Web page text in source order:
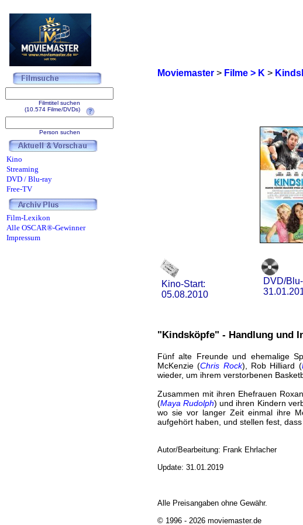
Moviemaster> Filme > K >
Kino-Start:
05.08.2010
DVD/
"Kindsköpfe" - Handlung und
Fünf alte Freunde und ehemalige
McKenzie (Chris Rock), Rob Hilliard (
wieder, um ihrem verstorbenen
Zusammen mit ihren Ehefrauen
(Maya Rudolph) und ihren Kindern
wo sie vor langer Zeit einmal ihre
aufgehört haben, und stellen fest,
Autor/Bearbeitung: Frank Ehrlacher
Update: 31.01.2019
Alle Preisangaben ohne Gewähr.
© 1996 - 2026 moviemaster.de
Filmtitel suchen
(10.574 Filme/DVDs)
Person suchen
Kino
Streaming
DVD / Blu-ray
Free-TV
Film-Lexikon
Alle OSCAR®-Gewinner
Impressum